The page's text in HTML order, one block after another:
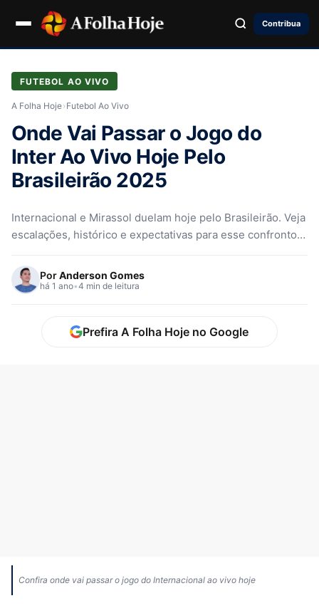
Contribua
FUTEBOL AO VIVO
A Folha Hoje› Futebol Ao Vivo
Onde Vai Passar o Jogo do
Inter Ao Vivo Hoje Pelo
Brasileirão 2025
Internacional e Mirassol duelam hoje pelo Brasileirão. Veja
escalações, histórico e expectativas para esse confronto
PorAnderson Gomes
há 1 ano•4 min de leitura
Prefira A Folha Hoje no Google
Confira onde vai passar o jogo do Internacional ao vivo hoje